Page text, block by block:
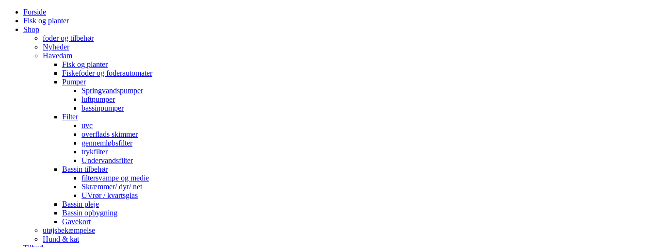
Forside
Fisk og planter
Shop
foder og tilbehør
Nyheder
Havedam
Fisk og planter
Fiskefoder og foderautomater
Pumper
Springvandspumper
luftpumper
bassinpumper
Filter
uvc
overflads skimmer
gennemløbsfilter
trykfilter
Undervandsfilter
Bassin tilbehør
filtersvampe og medie
Skræmmer/ dyr/ net
UVrør / kvartsglas
Bassin pleje
Bassin opbygning
Gavekort
utøjsbekæmpelse
Hund & kat